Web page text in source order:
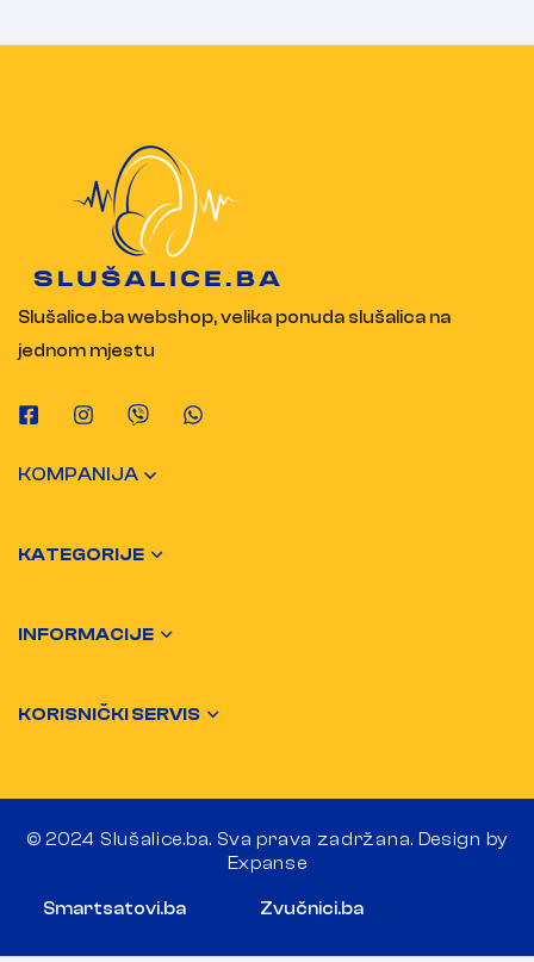
Slušalice.ba webshop, velika ponuda slušalica na
jednom mjestu
KOMPANIJA
KATEGORIJE
INFORMACIJE
KORISNIČKI SERVIS
© 2024 Slušalice.ba. Sva prava zadržana. Design by
Expanse
Smartsatovi.ba Zvučnici.ba